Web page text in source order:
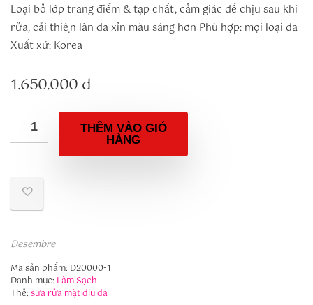
Loại bỏ lớp trang điểm & tạp chất, cảm giác dễ chịu sau khi
rửa, cải thiện làn da xỉn màu sáng hơn Phù hợp: mọi loại da
Xuất xứ: Korea
1.650.000 ₫
THÊM VÀO GIỎ
HÀNG
Desembre
Mã sản phẩm: D20000-1
Danh mục: Làm Sạch
Thẻ: sữa rửa mặt dịu da